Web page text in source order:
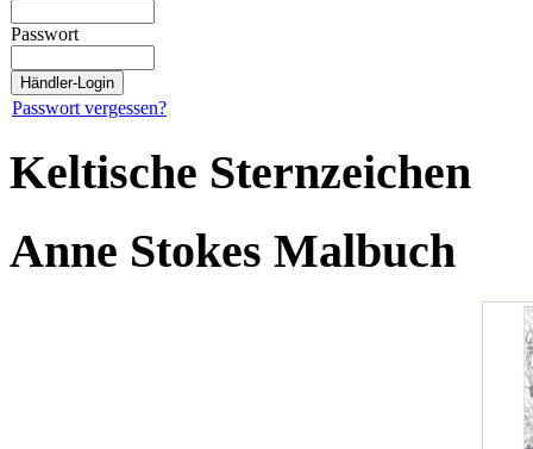
Passwort
Passwort vergessen?
Keltische Sternzeichen
Anne Stokes Malbuch